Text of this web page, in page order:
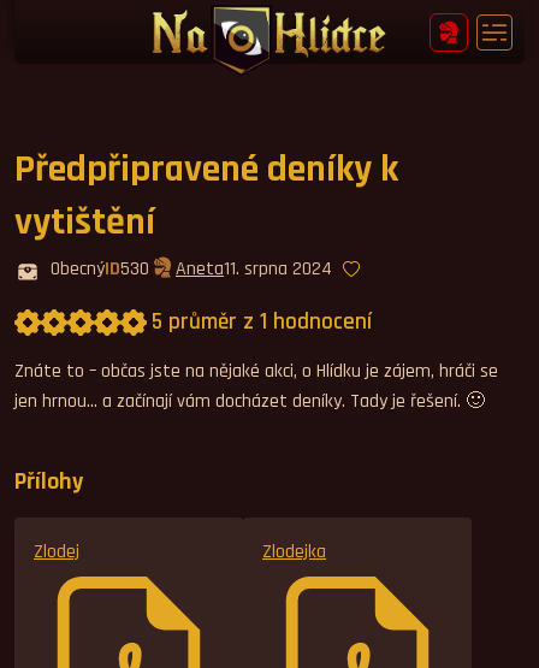
Předpřipravené deníky k
vytištění
ObecnýID530 Aneta11. srpna 2024
5 průměr z 1 hodnocení
Průměrné hodnocení 5,0.
Znáte to – občas jste na nějaké akci, o Hlídku je zájem, hráči se
jen hrnou… a začínají vám docházet deníky. Tady je řešení. 🙂
Přílohy
Zlodej Zlodejka